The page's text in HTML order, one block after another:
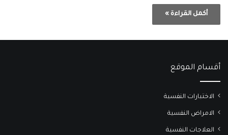
أكمل القراءة »
أقسام الموقع
الاختبارات النفسية
الامراض النفسية
العلاجات النفسية